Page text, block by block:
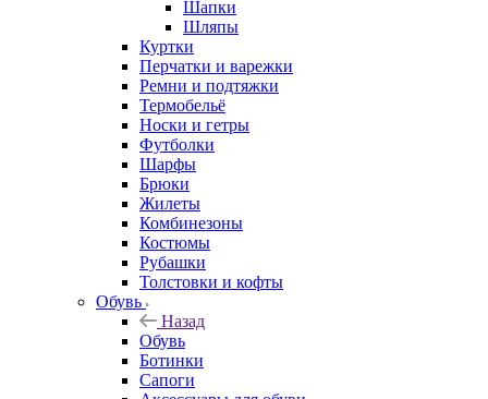
Шапки
Шляпы
Куртки
Перчатки и варежки
Ремни и подтяжки
Термобельё
Носки и гетры
Футболки
Шарфы
Брюки
Жилеты
Комбинезоны
Костюмы
Рубашки
Толстовки и кофты
Обувь
Назад
Обувь
Ботинки
Сапоги